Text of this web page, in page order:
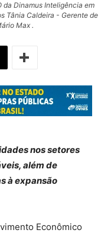
da Dinamus Inteligência em
Tânia Caldeira - Gerente de
Max .
nos setores
além de
à expansão
Econômico